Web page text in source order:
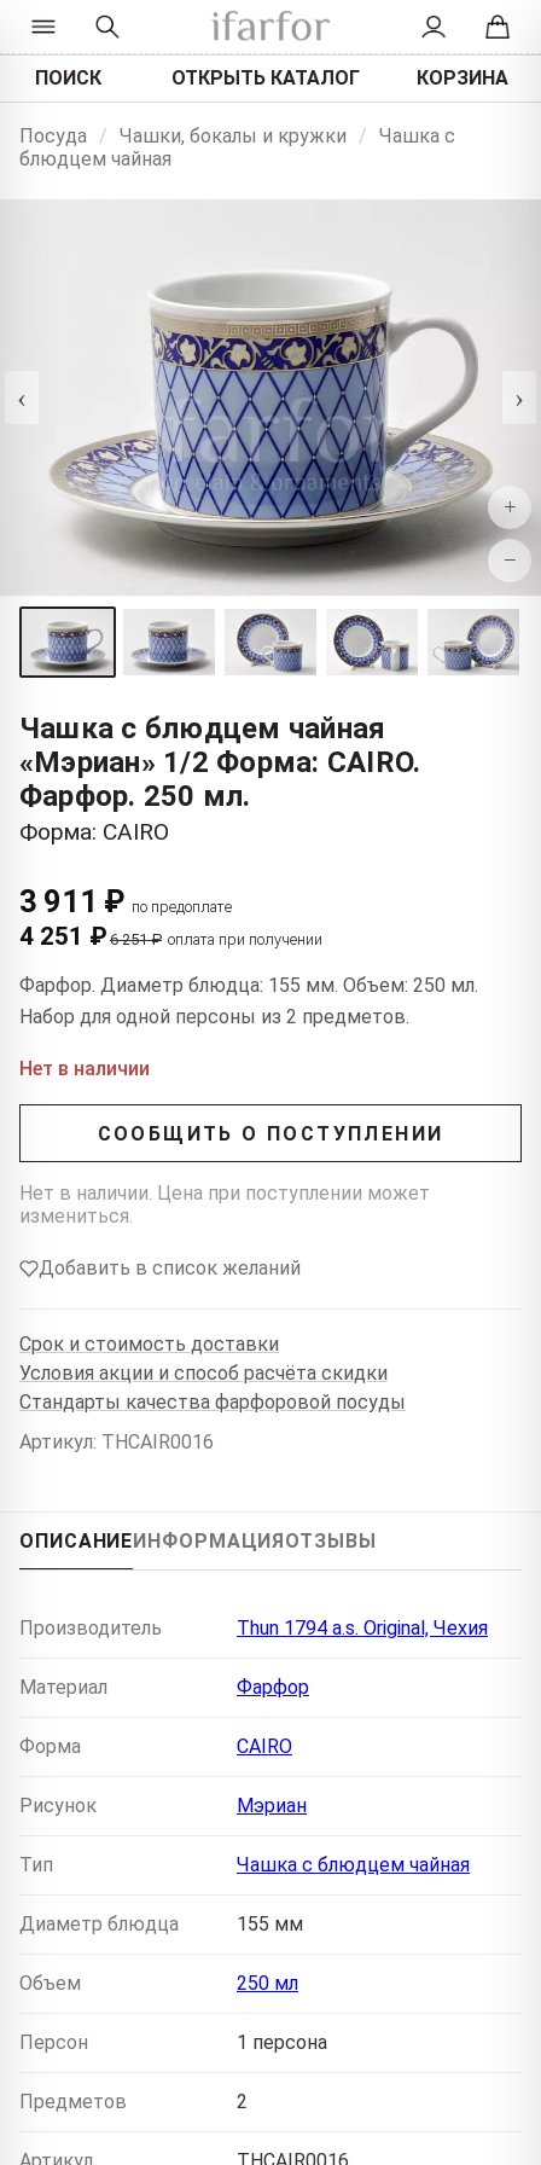
ПОИСК ОТКРЫТЬ КАТАЛОГ КОРЗИНА
Посуда / Чашки, бокалы и кружки / Чашка с
блюдцем чайная
‹ ›
+
−
Чашка с блюдцем чайная
«Мэриан» 1/2 Форма: CAIRO.
Фарфор. 250 мл.
Форма: CAIRO
3 911 ₽ по предоплате
4 251 ₽ 6 251 ₽ оплата при получении
Фарфор. Диаметр блюдца: 155 мм. Объем: 250 мл.
Набор для одной персоны из 2 предметов.
Нет в наличии
СООБЩИТЬ О ПОСТУПЛЕНИИ
Нет в наличии. Цена при поступлении может
измениться.
Добавить в список желаний
Срок и стоимость доставки
Условия акции и способ расчёта скидки
Стандарты качества фарфоровой посуды
Артикул: THCAIR0016
ОПИСАНИЕ ИНФОРМАЦИЯ ОТЗЫВЫ
Производитель Thun 1794 a.s. Original, Чехия
Материал Фарфор
Форма CAIRO
Рисунок Мэриан
Тип Чашка с блюдцем чайная
Диаметр блюдца 155 мм
Объем 250 мл
Персон 1 персона
Предметов 2